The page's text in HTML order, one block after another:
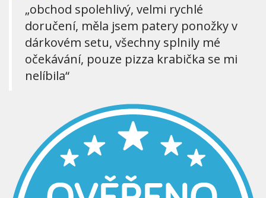
„obchod spolehlivý, velmi rychlé
doručení, měla jsem patery ponožky v
dárkovém setu, všechny splnily mé
očekávání, pouze pizza krabička se mi
nelíbila“